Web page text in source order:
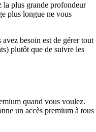
plus grande profondeur
plus longue ne vous
besoin est de gérer tout
plutôt que de suivre les
quand vous voulez.
un accès premium à tous